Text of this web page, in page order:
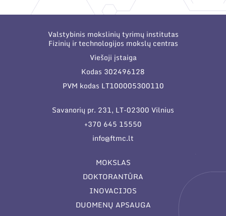
Valstybinis mokslinių tyrimų institutas
Fizinių ir technologijos mokslų centras
Viešoji įstaiga
Kodas 302496128
PVM kodas LT100005300110
Savanorių pr. 231, LT-02300 Vilnius
+370 645 15550
info@ftmc.lt
MOKSLAS
DOKTORANTŪRA
INOVACIJOS
DUOMENŲ APSAUGA